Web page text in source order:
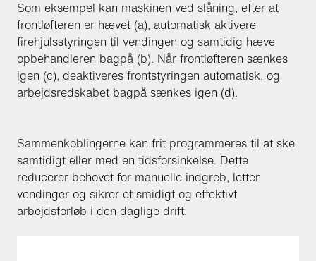
Som eksempel kan maskinen ved slåning, efter at
frontløfteren er hævet (a), automatisk aktivere
firehjulsstyringen til vendingen og samtidig hæve
opbehandleren bagpå (b). Når frontløfteren sænkes
igen (c), deaktiveres frontstyringen automatisk, og
arbejdsredskabet bagpå sænkes igen (d).
Sammenkoblingerne kan frit programmeres til at ske
samtidigt eller med en tidsforsinkelse. Dette
reducerer behovet for manuelle indgreb, letter
vendinger og sikrer et smidigt og effektivt
arbejdsforløb i den daglige drift.